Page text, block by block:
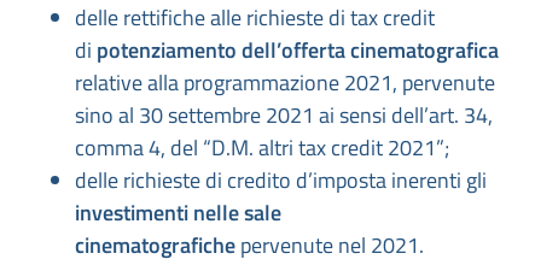
delle rettifiche alle richieste di tax credit
di potenziamento dell’offerta cinematografica
relative alla programmazione 2021, pervenute
sino al 30 settembre 2021 ai sensi dell’art. 34,
comma 4, del “D.M. altri tax credit 2021”;
delle richieste di credito d’imposta inerenti gli
investimenti nelle sale
cinematografichepervenute nel 2021.